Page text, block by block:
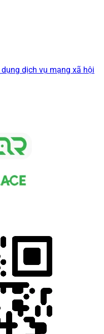
dịch vụ mạng xã hội